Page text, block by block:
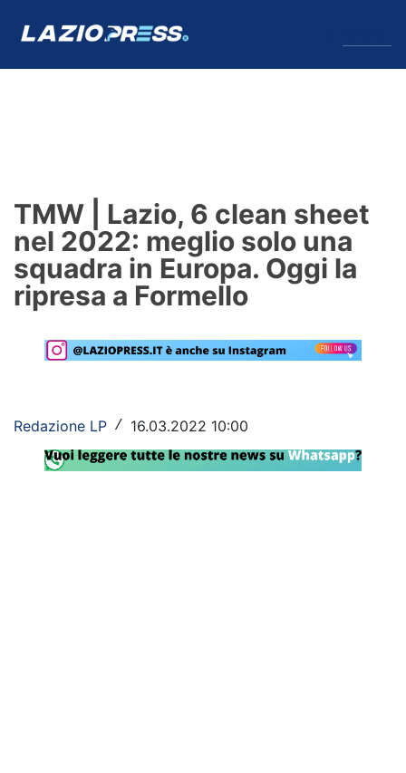
Formello
Infortuni
Primavera
Calciomercato
Rassegna Lazio
Social
TMW | Lazio, 6 clean sheet
nel 2022: meglio solo una
squadra in Europa. Oggi la
ripresa a Formello
Redazione LP / 16.03.2022 10:00